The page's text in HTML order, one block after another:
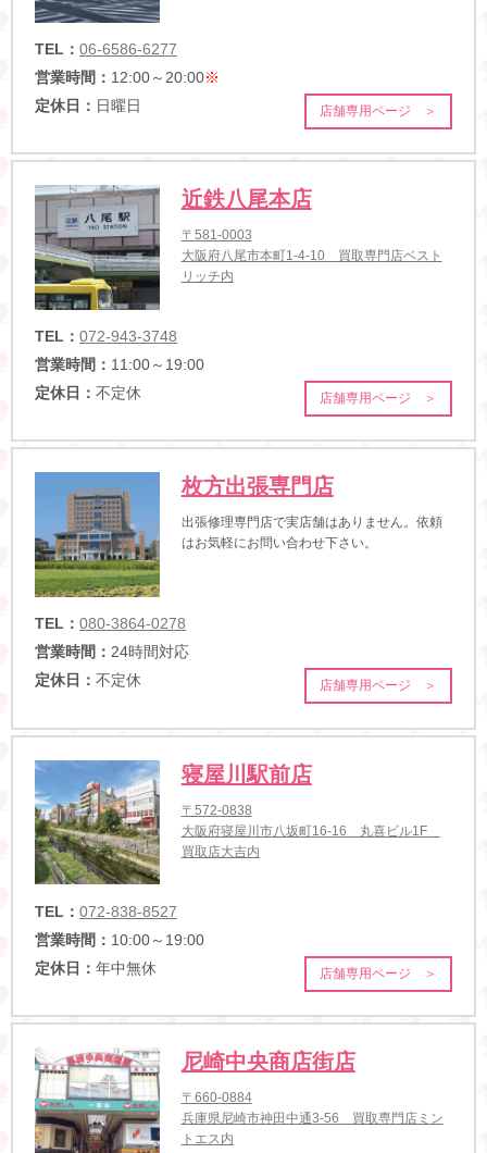
TEL： 06-6586-6277
営業時間： 12:00～20:00※
定休日： 日曜日 店舗専用ページ ＞
近鉄八尾本店
〒581-0003
大阪府八尾市本町1-4-10 買取専門店ベスト
リッチ内
TEL： 072-943-3748
営業時間： 11:00～19:00
定休日： 不定休 店舗専用ページ ＞
枚方出張専門店
出張修理専門店で実店舗はありません。依頼
はお気軽にお問い合わせ下さい。
TEL： 080-3864-0278
営業時間： 24時間対応
定休日： 不定休 店舗専用ページ ＞
寝屋川駅前店
〒572-0838
大阪府寝屋川市八坂町16-16 丸喜ビル1F
買取店大吉内
TEL： 072-838-8527
営業時間： 10:00～19:00
定休日： 年中無休 店舗専用ページ ＞
尼崎中央商店街店
〒660-0884
兵庫県尼崎市神田中通3-56 買取専門店ミン
トエス内